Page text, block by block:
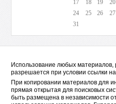
17
18 19 20
24
25 26 27
31
Использование любых
разрешается при условии ссылки
При копировании материалов для
прямая открытая для поисковых
быть размещена в независимости